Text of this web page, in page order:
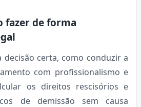
fazer de forma
certa, como conduzir a
com profissionalismo e
os direitos rescisórios e
de demissão sem causa